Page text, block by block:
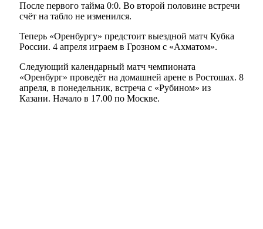
После первого тайма 0:0. Во второй половине встречи
счёт на табло не изменился.
Теперь «Оренбургу» предстоит выездной матч Кубка
России. 4 апреля играем в Грозном с «Ахматом».
Следующий календарный матч чемпионата
«Оренбург» проведёт на домашней арене в Ростошах. 8
апреля, в понедельник, встреча с «Рубином» из
Казани. Начало в 17.00 по Москве.